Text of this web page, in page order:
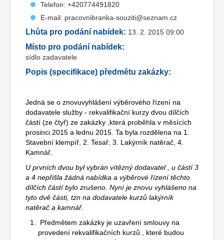
Telefon: +420774491820
E-mail: pracovnibranka-souziti@seznam.cz
Lhůta pro podání nabídek: 13. 2. 2015 09:00
Místo pro podání nabídek:
sídlo zadavatele
Popis (specifikace) předmětu zakázky:
Jedná se o znovuvyhlášení výběrového řízení na
dodavatele služby - rekvalifikační kurzy dvou dílčích
částí (ze čtyř) ze zakázky ,která proběhla v měsících
prosinci 2015 a lednu 2015. Ta byla rozdělena na 1.
Stavební klempíř, 2. Tesař, 3. Lakýrník natěrač, 4.
Kamnář.
U prvních dvou byl vybrán vítězný dodavatel , u částí 3
a 4 nepřišla žádná nabídka a výběrové řízení těchto
dílčích částí bylo zrušeno. Nyní je znovu vyhlášeno na
tyto dvě části, tzn na dodavatele kurzů lakýrník
natěrač a kamnář.
Předmětem zakázky je uzavření smlouvy na
provedení rekvalifikačních kurzů , které budou